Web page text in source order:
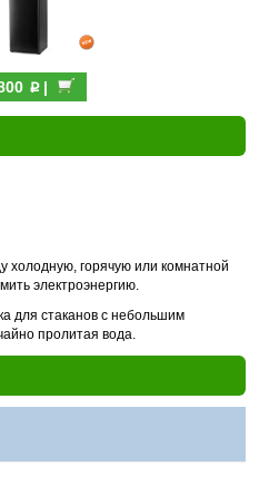
p|
холодную, горячую или комнатной
электроэнергию.
для стаканов с небольшим
пролитая вода.